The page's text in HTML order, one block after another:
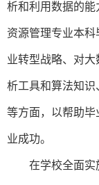
析和利用数据的
资源管理专业本
业转型战略、对
析工具和算法知
等方面，以帮助
业成功。
在学校全面实